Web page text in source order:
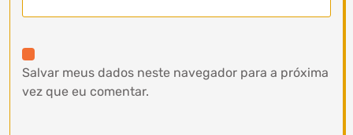
Salvar meus dados neste navegador para a próxima
vez que eu comentar.